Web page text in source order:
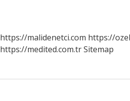
https://malidenetci.com https://
https://medited.com.trSitemap